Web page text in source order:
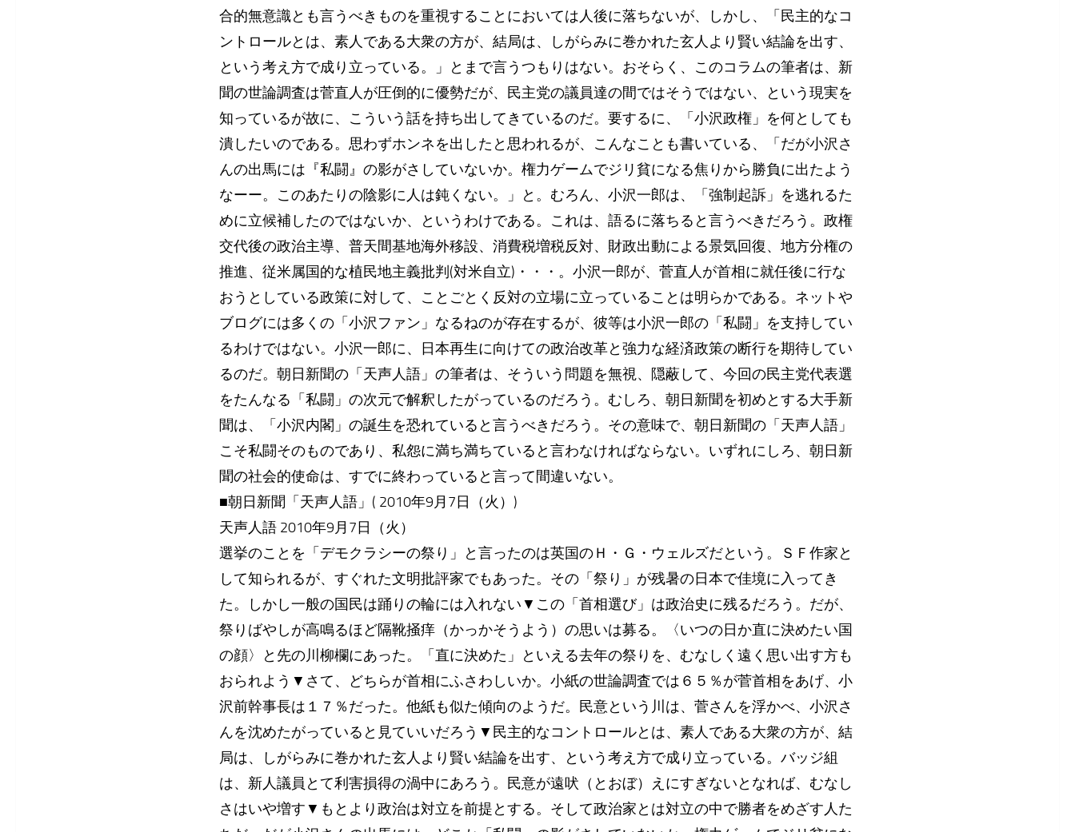
合的無意識とも言うべきものを重視することにおいては人後に落ちないが、しかし、「民主的なコ
ントロールとは、素人である大衆の方が、結局は、しがらみに巻かれた玄人より賢い結論を出す、
という考え方で成り立っている。」とまで言うつもりはない。おそらく、このコラムの筆者は、新
聞の世論調査は菅直人が圧倒的に優勢だが、民主党の議員達の間ではそうではない、という現実を
知っているが故に、こういう話を持ち出してきているのだ。要するに、「小沢政権」を何としても
潰したいのである。思わずホンネを出したと思われるが、こんなことも書いている、「だが小沢さ
んの出馬には『私闘』の影がさしていないか。権力ゲームでジリ貧になる焦りから勝負に出たよう
なーー。このあたりの陰影に人は鈍くない。」と。むろん、小沢一郎は、「強制起訴」を逃れるた
めに立候補したのではないか、というわけである。これは、語るに落ちると言うべきだろう。政権
交代後の政治主導、普天間基地海外移設、消費税増税反対、財政出動による景気回復、地方分権の
推進、従米属国的な植民地主義批判(対米自立)・・・。小沢一郎が、菅直人が首相に就任後に行な
おうとしている政策に対して、ことごとく反対の立場に立っていることは明らかである。ネットや
ブログには多くの「小沢ファン」なるねのが存在するが、彼等は小沢一郎の「私闘」を支持してい
るわけではない。小沢一郎に、日本再生に向けての政治改革と強力な経済政策の断行を期待してい
るのだ。朝日新聞の「天声人語」の筆者は、そういう問題を無視、隠蔽して、今回の民主党代表選
をたんなる「私闘」の次元で解釈したがっているのだろう。むしろ、朝日新聞を初めとする大手新
聞は、「小沢内閣」の誕生を恐れていると言うべきだろう。その意味で、朝日新聞の「天声人語」
こそ私闘そのものであり、私怨に満ち満ちていると言わなければならない。いずれにしろ、朝日新
聞の社会的使命は、すでに終わっていると言って間違いない。
■朝日新聞「天声人語」( 2010年9月7日（火）)
天声人語 2010年9月7日（火）
選挙のことを「デモクラシーの祭り」と言ったのは英国のＨ・Ｇ・ウェルズだという。ＳＦ作家と
して知られるが、すぐれた文明批評家でもあった。その「祭り」が残暑の日本で佳境に入ってき
た。しかし一般の国民は踊りの輪には入れない▼この「首相選び」は政治史に残るだろう。だが、
祭りばやしが高鳴るほど隔靴掻痒（かっかそうよう）の思いは募る。〈いつの日か直に決めたい国
の顔〉と先の川柳欄にあった。「直に決めた」といえる去年の祭りを、むなしく遠く思い出す方も
おられよう▼さて、どちらが首相にふさわしいか。小紙の世論調査では６５％が菅首相をあげ、小
沢前幹事長は１７％だった。他紙も似た傾向のようだ。民意という川は、菅さんを浮かべ、小沢さ
んを沈めたがっていると見ていいだろう▼民主的なコントロールとは、素人である大衆の方が、結
局は、しがらみに巻かれた玄人より賢い結論を出す、という考え方で成り立っている。バッジ組
は、新人議員とて利害損得の渦中にあろう。民意が遠吠（とおぼ）えにすぎないとなれば、むなし
さはいや増す▼もとより政治は対立を前提とする。そして政治家とは対立の中で勝者をめざす人た